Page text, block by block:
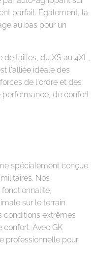
parfait. Également, la
au bas pour un
tailles, du XS au 4XL,
l'alliée idéale des
de l'ordre et des
de confort
spécialement conçue
Nos
sur le terrain.
conditions extrêmes
confort. Avec GK
professionnelle pour